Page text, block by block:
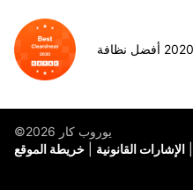
©يوروب كار 2026
خريطة الموقع
الإشارات القانونية